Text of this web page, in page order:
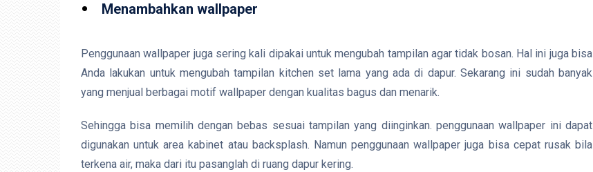
Menambahkan wallpaper
Penggunaan wallpaper juga sering kali dipakai untuk mengubah tampilan agar tidak bosan. Hal ini juga bisa
Anda lakukan untuk mengubah tampilan kitchen set lama yang ada di dapur. Sekarang ini sudah banyak
yang menjual berbagai motif wallpaper dengan kualitas bagus dan menarik.
Sehingga bisa memilih dengan bebas sesuai tampilan yang diinginkan. penggunaan wallpaper ini dapat
digunakan untuk area kabinet atau backsplash. Namun penggunaan wallpaper juga bisa cepat rusak bila
terkena air, maka dari itu pasanglah di ruang dapur kering.